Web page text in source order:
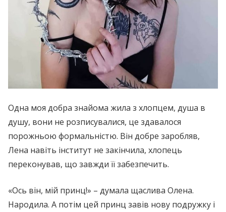
Одна моя добра знайома жила з хлопцем, душа в
душу, вони не розписувалися, це здавалося
порожньою формальністю. Він добре заробляв,
Лена навіть інститут не закінчила, хлопець
переконував, що завжди її забезпечить.
«Ось він, мій принц!» – думала щаслива Олена.
Народила. А потім цей принц завів нову подружку і